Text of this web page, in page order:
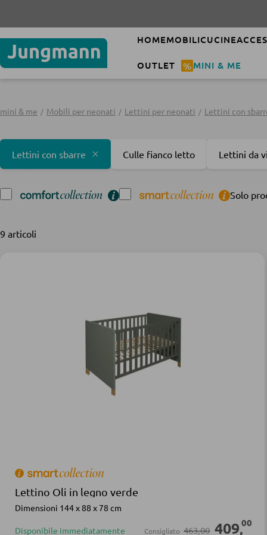
HOMEMOBILICUCINE
OUTLET % MINI & ME
mini & me Mobili per neonati Lettini per neonati Lettini con
Lettini con sbarre Culle fianco letto Lettini da
Solo
9 articoli
Lettino Oli in legno verde
Dimensioni 144 x 88 x 78 cm
Disponibile immediatamente Consigliato 463,00 409,00